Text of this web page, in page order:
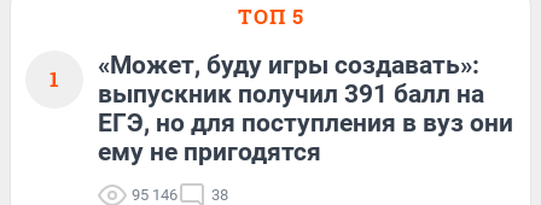
ТОП 5
1
«Может, буду игры создавать»:
выпускник получил 391 балл на
ЕГЭ, но для поступления в вуз они
ему не пригодятся
95 146 38